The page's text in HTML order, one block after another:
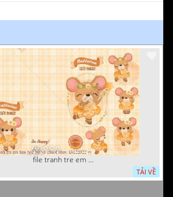
file tranh tre em tieu hoc bia vo chuot nhay 16122022 vy
TẢI VỀ